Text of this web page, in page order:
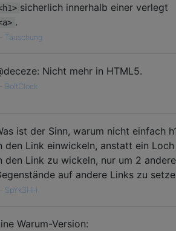
sicherlich innerhalb einer verlegt
.
Täuschung
Nicht mehr in HTML5.
BoltClock
ist der Sinn, warum nicht einfach
den Link einwickeln, anstatt ein Loch
den Link zu wickeln, nur um 2 andere
auf andere Links zu
SpYk3HH
Warum-Version: